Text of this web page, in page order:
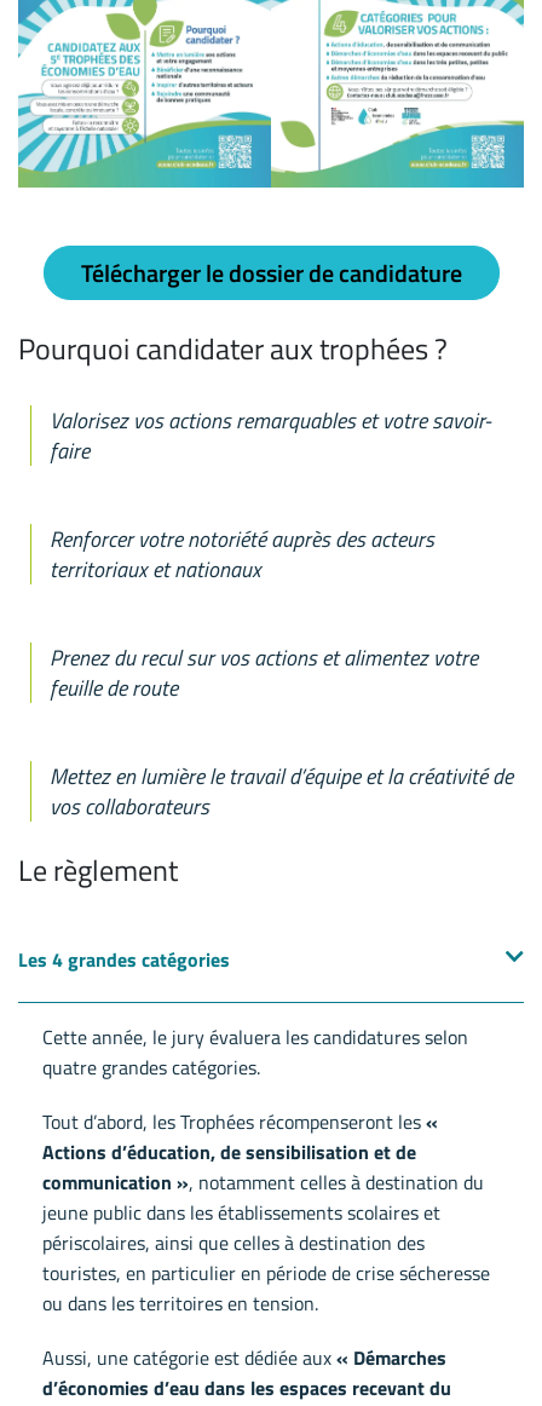
Télécharger le dossier de candidature
Pourquoi candidater aux trophées ?
Valorisez vos actions remarquables et votre savoir-
faire
Renforcer votre notoriété auprès des acteurs
territoriaux et nationaux
Prenez du recul sur vos actions et alimentez votre
feuille de route
Mettez en lumière le travail d’équipe et la créativité de
vos collaborateurs
Le règlement
Les 4 grandes catégories
Cette année, le jury évaluera les candidatures selon
quatre grandes catégories.
Tout d’abord, les Trophées récompenseront les«
Actions d’éducation, de sensibilisation et de
communication », notamment celles à destination du
jeune public dans les établissements scolaires et
périscolaires, ainsi que celles à destination des
touristes, en particulier en période de crise sécheresse
ou dans les territoires en tension.
Aussi, une catégorie est dédiée aux« Démarches
d’économies d’eau dans les espaces recevant du